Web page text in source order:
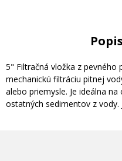
5" Filtračná vložka z pevného
mechanickú filtráciu pitnej
alebo priemysle. Je ideálna
ostatných sedimentov z